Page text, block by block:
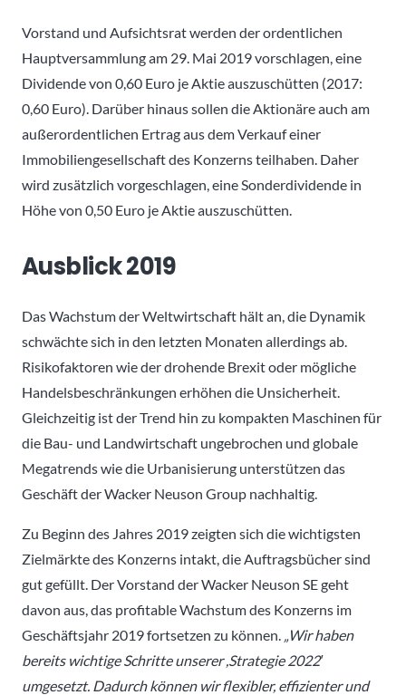
Vorstand und Aufsichtsrat werden der ordentlichen
Hauptversammlung am 29. Mai 2019 vorschlagen, eine
Dividende von 0,60 Euro je Aktie auszuschütten (2017:
0,60 Euro). Darüber hinaus sollen die Aktionäre auch am
außerordentlichen Ertrag aus dem Verkauf einer
Immobiliengesellschaft des Konzerns teilhaben. Daher
wird zusätzlich vorgeschlagen, eine Sonderdividende in
Höhe von 0,50 Euro je Aktie auszuschütten.
Ausblick 2019
Das Wachstum der Weltwirtschaft hält an, die Dynamik
schwächte sich in den letzten Monaten allerdings ab.
Risikofaktoren wie der drohende Brexit oder mögliche
Handelsbeschränkungen erhöhen die Unsicherheit.
Gleichzeitig ist der Trend hin zu kompakten Maschinen für
die Bau- und Landwirtschaft ungebrochen und globale
Megatrends wie die Urbanisierung unterstützen das
Geschäft der Wacker Neuson Group nachhaltig.
Zu Beginn des Jahres 2019 zeigten sich die wichtigsten
Zielmärkte des Konzerns intakt, die Auftragsbücher sind
gut gefüllt. Der Vorstand der Wacker Neuson SE geht
davon aus, das profitable Wachstum des Konzerns im
Geschäftsjahr 2019 fortsetzen zu können. „Wir haben
bereits wichtige Schritte unserer ,Strategie 2022′
umgesetzt. Dadurch können wir flexibler, effizienter und